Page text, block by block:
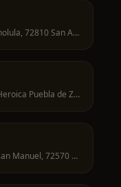
C. 4 Ote. 14a, Centro San Andrés Cholula, 72810 San Andrés Cholula, Pue., Mexico
C. 4 Sur 2310, El Carmen, 72530 Heroica Puebla de Zaragoza, Pue., Mexico
Blvrd 14 Sur 5352-b, Jardines de San Manuel, 72570 Heroica Puebla de Zaragoza, Pue., Mexico